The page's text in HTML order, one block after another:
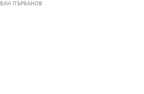
ПЪРВАНОВ